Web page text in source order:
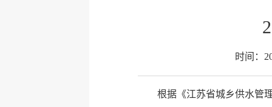
时间：
根据《江苏省城乡供水管